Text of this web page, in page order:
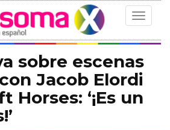
Toggle
sobre escenas
Jacob Elordi
Horses: ‘¡Es un